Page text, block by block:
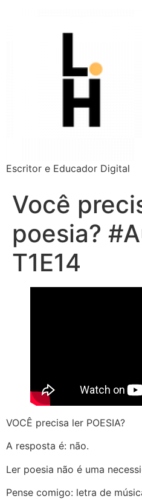
Escritor e Educador Digital
Você
poesia?
T1E14
VOCÊ precisa ler POESIA?
A resposta é: não.
Ler poesia não é uma
Pense comigo: letra de